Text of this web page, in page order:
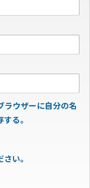
ラウザーに自分の名
る。
い。